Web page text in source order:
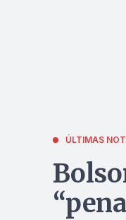
ÚLTIMAS